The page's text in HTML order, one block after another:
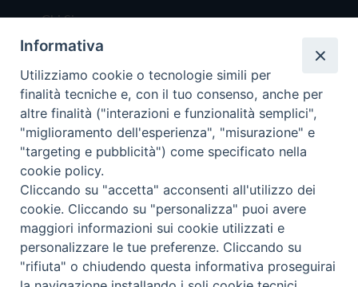
Chi Siamo
Redazione
Scrivici
Copyright © 2019 - Tutti i diritti riservati - Vita
Trentina Editrice
Privacy Policy
Torna
Informativa
Utilizziamo cookie o tecnologie simili per
finalità tecniche e, con il tuo consenso, anche per
altre finalità ("interazioni e funzionalità semplici",
"miglioramento dell'esperienza", "misurazione" e
"targeting e pubblicità") come specificato nella
cookie policy.
Cliccando su "accetta" acconsenti all'utilizzo dei
cookie. Cliccando su "personalizza" puoi avere
maggiori informazioni sui cookie utilizzati e
personalizzare le tue preferenze. Cliccando su
"rifiuta" o chiudendo questa informativa proseguirai